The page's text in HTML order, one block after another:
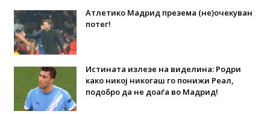
Атлетико Мадрид презема (не)очекуван
потег!
Истината излезе на виделина: Родри
како никој никогаш го понижи Реал,
подобро да не доаѓа во Мадрид!